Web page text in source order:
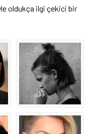
oldukça ilgi çekici bir